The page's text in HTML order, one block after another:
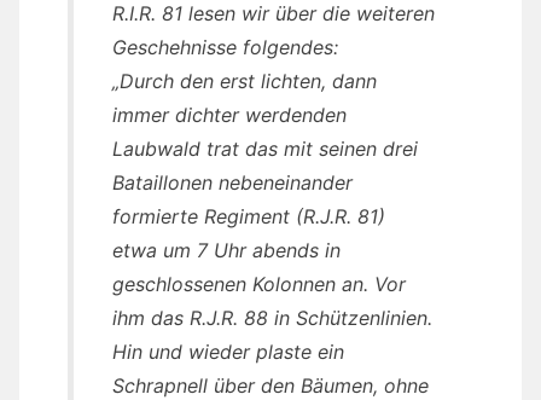
R.I.R. 81 lesen wir über die weiteren
Geschehnisse folgendes:
„Durch den erst lichten, dann
immer dichter werdenden
Laubwald trat das mit seinen drei
Bataillonen nebeneinander
formierte Regiment (R.J.R. 81)
etwa um 7 Uhr abends in
geschlossenen Kolonnen an. Vor
ihm das R.J.R. 88 in Schützenlinien.
Hin und wieder plaste ein
Schrapnell über den Bäumen, ohne